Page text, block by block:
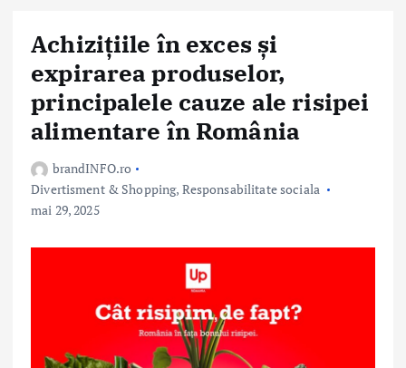
Achizițiile în exces și
expirarea produselor,
principalele cauze ale risipei
alimentare în România
brandINFO.ro
Divertisment & Shopping, Responsabilitate sociala
mai 29, 2025